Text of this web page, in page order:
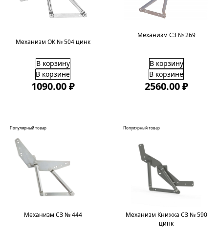
Механизм ОК № 504 цинк
В корзину
В корзине
1090.00 ₽
Механизм СЗ № 269
В корзину
В корзине
2560.00 ₽
Популярный товар
Механизм СЗ № 444
Популярный товар
Механизм Книжка СЗ № 590
цинк